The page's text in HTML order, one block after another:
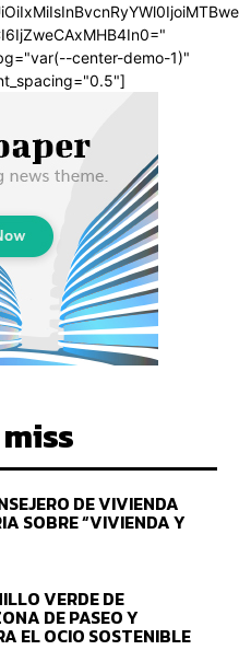
center-demo-1)"
DE VIVIENDA
SOBRE “VIVIENDA Y
VERDE DE
DE PASEO Y
EL OCIO SOSTENIBLE